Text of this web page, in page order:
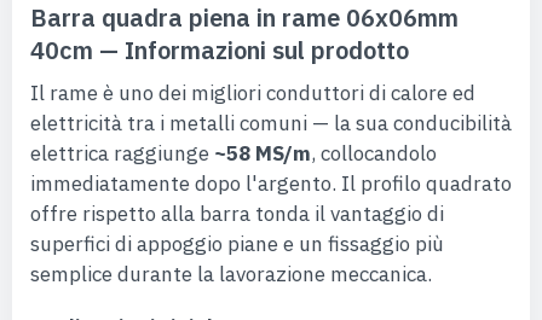
Barra quadra piena in rame 06x06mm
40cm — Informazioni sul prodotto
Il rame è uno dei migliori conduttori di calore ed
elettricità tra i metalli comuni — la sua conducibilità
elettrica raggiunge ~58 MS/m, collocandolo
immediatamente dopo l'argento. Il profilo quadrato
offre rispetto alla barra tonda il vantaggio di
superfici di appoggio piane e un fissaggio più
semplice durante la lavorazione meccanica.